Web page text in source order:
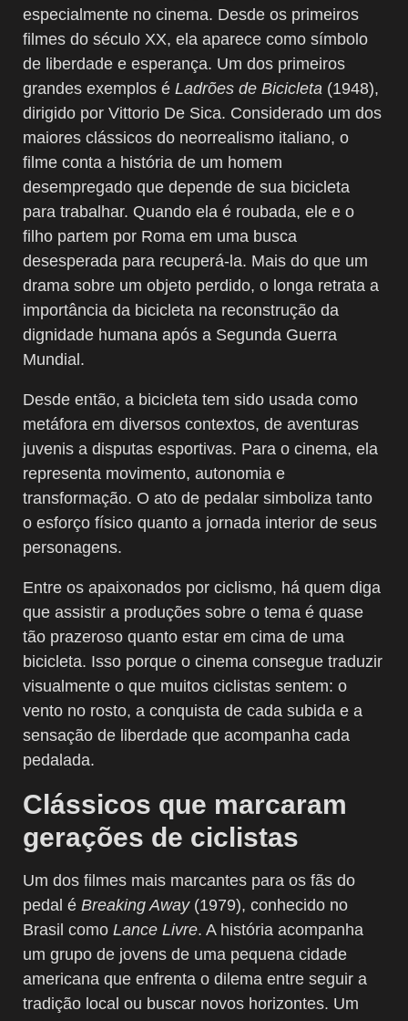
especialmente no cinema. Desde os primeiros
filmes do século XX, ela aparece como símbolo
de liberdade e esperança. Um dos primeiros
grandes exemplos é Ladrões de Bicicleta (1948),
dirigido por Vittorio De Sica. Considerado um dos
maiores clássicos do neorrealismo italiano, o
filme conta a história de um homem
desempregado que depende de sua bicicleta
para trabalhar. Quando ela é roubada, ele e o
filho partem por Roma em uma busca
desesperada para recuperá-la. Mais do que um
drama sobre um objeto perdido, o longa retrata a
importância da bicicleta na reconstrução da
dignidade humana após a Segunda Guerra
Mundial.
Desde então, a bicicleta tem sido usada como
metáfora em diversos contextos, de aventuras
juvenis a disputas esportivas. Para o cinema, ela
representa movimento, autonomia e
transformação. O ato de pedalar simboliza tanto
o esforço físico quanto a jornada interior de seus
personagens.
Entre os apaixonados por ciclismo, há quem diga
que assistir a produções sobre o tema é quase
tão prazeroso quanto estar em cima de uma
bicicleta. Isso porque o cinema consegue traduzir
visualmente o que muitos ciclistas sentem: o
vento no rosto, a conquista de cada subida e a
sensação de liberdade que acompanha cada
pedalada.
Clássicos que marcaram
gerações de ciclistas
Um dos filmes mais marcantes para os fãs do
pedal é Breaking Away(1979), conhecido no
Brasil como Lance Livre. A história acompanha
um grupo de jovens de uma pequena cidade
americana que enfrenta o dilema entre seguir a
tradição local ou buscar novos horizontes. Um